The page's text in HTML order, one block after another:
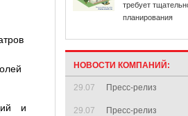
и
требует
планирования
НОВОСТИ КОМПАНИЙ:
29.07 Пресс-релиз
29.07 Пресс-релиз